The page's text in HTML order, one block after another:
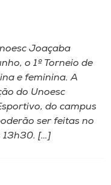
Joaçaba
o 1º Torneio de
e feminina. A
do Unoesc
do campus
ser feitas no
13h30. […]